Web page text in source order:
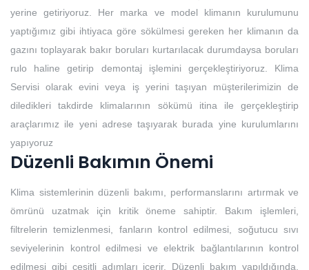
yerine getiriyoruz. Her marka ve model klimanın kurulumunu
yaptığımız gibi ihtiyaca göre sökülmesi gereken her klimanın da
gazını toplayarak bakır boruları kurtarılacak durumdaysa boruları
rulo haline getirip demontaj işlemini gerçekleştiriyoruz. Klima
Servisi olarak evini veya iş yerini taşıyan müşterilerimizin de
diledikleri takdirde klimalarının sökümü itina ile gerçekleştirip
araçlarımız ile yeni adrese taşıyarak burada yine kurulumlarını
yapıyoruz
Düzenli Bakımın Önemi
Klima sistemlerinin düzenli bakımı, performanslarını artırmak ve
ömrünü uzatmak için kritik öneme sahiptir. Bakım işlemleri,
filtrelerin temizlenmesi, fanların kontrol edilmesi, soğutucu sıvı
seviyelerinin kontrol edilmesi ve elektrik bağlantılarının kontrol
edilmesi gibi çeşitli adımları içerir. Düzenli bakım yapıldığında,